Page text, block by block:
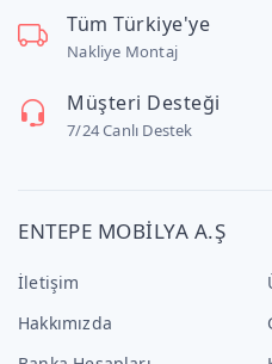
Tüm Türkiye'ye
Nakliye Montaj
Müşteri Desteği
7/24 Canlı Destek
ENTEPE MOBİLYA A.Ş
İletişim
Hakkımızda